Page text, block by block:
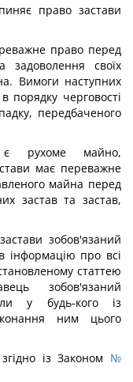
право застави
право перед
задоволення своїх
Вимоги наступних
порядку черговості
передбаченого
рухоме майно,
має переважне
майна перед
застав та застав,
зобов'язаний
інформацію про всі
статтею
зобов'язаний
у будь-кого із
ним цього
із Законом №